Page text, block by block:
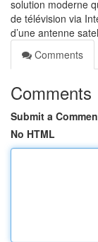
solution moderne
de télévision via
d’une antenne
Comments
Comments
Submit a
No HTML